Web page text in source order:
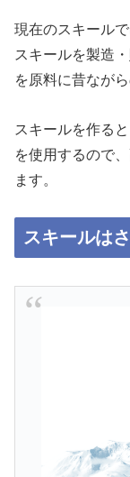
現在のスキール
スキールを製造
を原料に昔なが
スキールを作る
を使用するので
ます。
スキールは